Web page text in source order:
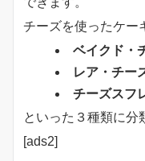
チーズを使ったケー
ベイクド・
レア・チー
チーズスフ
といった３種類に分
[ads2]